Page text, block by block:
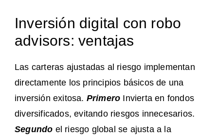
Inversión digital con robo
advisors: ventajas
Las carteras ajustadas al riesgo implementan
directamente los principios básicos de una
inversión exitosa. Primero Invierta en fondos
diversificados, evitando riesgos innecesarios.
Segundo el riesgo global se ajusta a la